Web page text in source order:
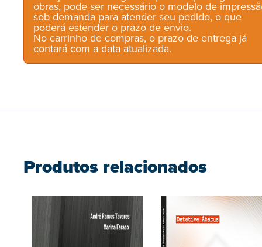
obras, pode ser necessário o modelo de
sob demanda para atender seu pedido, o que
poderá estender o prazo de envio.
No carrinho de compras, o prazo de entrega já
contará com a data atualizada.
Produtos relacionados